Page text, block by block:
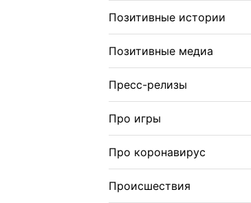
Позитивные истории
Позитивные медиа
Пресс-релизы
Про игры
Про коронавирус
Происшествия